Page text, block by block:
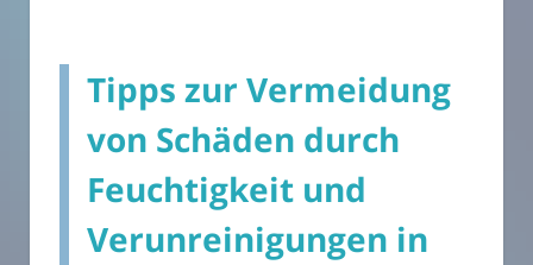
Tipps zur Vermeidung
von Schäden durch
Feuchtigkeit und
Verunreinigungen in